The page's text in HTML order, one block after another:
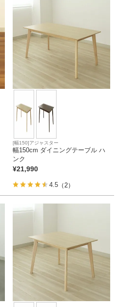
[幅150]アジャスター
幅150cm ダイニングテーブル ハ
ンク
¥21,990
4.5 （2）